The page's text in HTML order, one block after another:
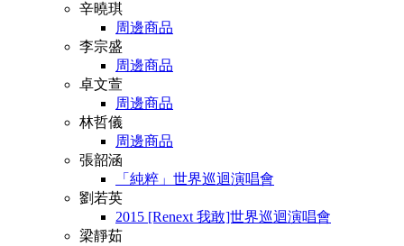
辛曉琪
周邊商品
李宗盛
周邊商品
卓文萱
周邊商品
林哲儀
周邊商品
張韶涵
「純粹」世界巡迴演唱會
劉若英
2015 [Renext 我敢]世界巡迴演唱會
梁靜茹